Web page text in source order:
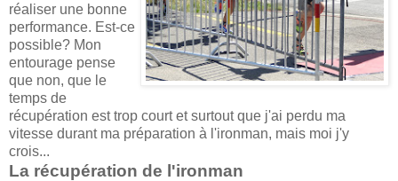
réaliser une bonne
performance. Est-ce
possible? Mon
entourage pense
que non, que le
temps de
récupération est trop court et surtout que j'ai perdu ma
vitesse durant ma préparation à l'ironman, mais moi j'y
crois...
La récupération de l'ironman